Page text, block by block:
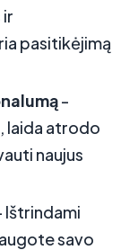
pasitikėjimą
-
laida atrodo
naujus
Ištrindami
savo